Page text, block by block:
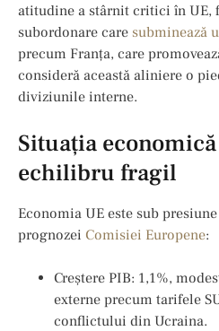
atitudine a stârnit critici în UE,
subordonare care subminează
precum Franța, care
consideră această aliniere o
diviziunile interne.
Situația
echilibru fragil
Economia UE este sub
prognozei Comisiei Europene:
Creștere PIB: 1,1%,
externe precum tarifele
conflictului din Ucraina.